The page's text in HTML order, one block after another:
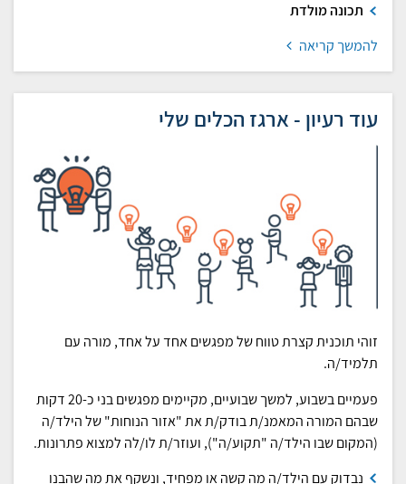
תכונה מולדת
להמשך קריאה
עוד רעיון - ארגז הכלים שלי
זוהי תוכנית קצרת טווח של מפגשים אחד על אחד, מורה עם
תלמיד/ה.
פעמיים בשבוע, למשך שבועיים, מקיימים מפגשים בני כ-20 דקות
שבהם המורה המאמנ/ת בודק/ת את "אזור הנוחות" של הילד/ה
(המקום שבו הילד/ה "תקוע/ה"), ועוזר/ת לו/לה למצוא פתרונות.
נבדוק עם הילד/ה מה קשה או מפחיד, ונשקף את מה שהבנו